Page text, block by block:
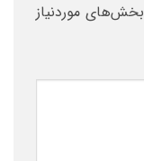
بخش‌های موردنیاز